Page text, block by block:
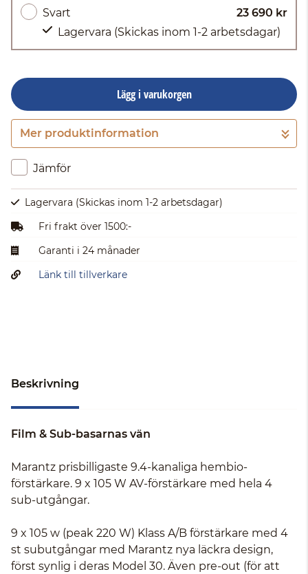
Svart
23 690 kr
Lagervara (Skickas inom 1-2 arbetsdagar)
Lägg i varukorgen
Gå till kassan
Mer produktinformation
Jämför
Lagervara (Skickas inom 1-2 arbetsdagar)
Fri frakt över 1500:-
Garanti i 24 månader
Länk till tillverkare
Beskrivning
Film & Sub-basarnas vän
Marantz prisbilligaste 9.4-kanaliga hembio-
förstärkare. 9 x 105 W AV-förstärkare med hela 4
sub-utgångar.
9 x 105 w (peak 220 W) Klass A/B förstärkare med 4
st subutgångar med Marantz nya läckra design,
först synlig i deras Model 30. Även pre-out (för att